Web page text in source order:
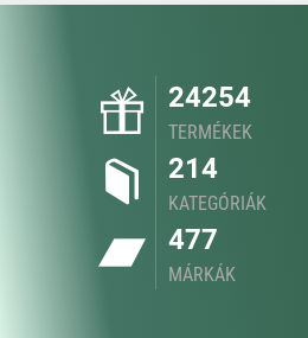
24254
TERMÉKEK
214
KATEGÓRIÁK
477
MÁRKÁK